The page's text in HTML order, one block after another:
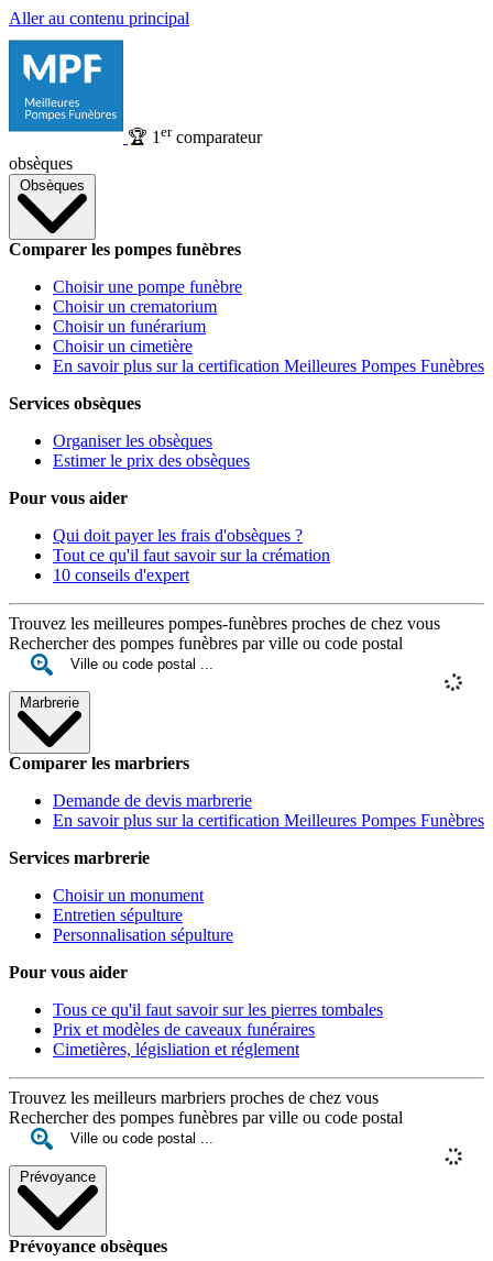
Aller au contenu principal
🏆 1 ercomparateur
obsèques
Obsèques
Comparer les pompes funèbres
Choisir une pompe funèbre
Choisir un crematorium
Choisir un funérarium
Choisir un cimetière
En savoir plus sur la certification Meilleures Pompes Funèbres
Services obsèques
Organiser les obsèques
Estimer le prix des obsèques
Pour vous aider
Qui doit payer les frais d'obsèques ?
Tout ce qu'il faut savoir sur la crémation
10 conseils d'expert
Trouvez les meilleures pompes-funèbres proches de chez vous
Rechercher des pompes funèbres par ville ou code postal
Marbrerie
Comparer les marbriers
Demande de devis marbrerie
En savoir plus sur la certification Meilleures Pompes Funèbres
Services marbrerie
Choisir un monument
Entretien sépulture
Personnalisation sépulture
Pour vous aider
Tous ce qu'il faut savoir sur les pierres tombales
Prix et modèles de caveaux funéraires
Cimetières, législiation et réglement
Trouvez les meilleurs marbriers proches de chez vous
Rechercher des pompes funèbres par ville ou code postal
Prévoyance
Prévoyance obsèques